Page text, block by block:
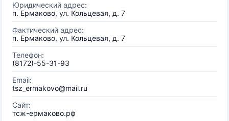
Юридический адрес:
п. Ермаково, ул. Кольцевая, д. 7
Фактический адрес:
п. Ермаково, ул. Кольцевая, д. 7
Телефон:
(8172)-55-31-93
Email:
tsz_ermakovo@mail.ru
Сайт:
тсж-ермаково.рф